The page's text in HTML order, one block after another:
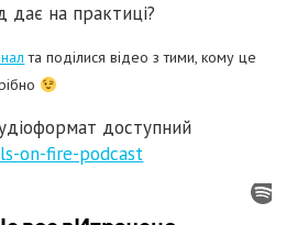
дає на практиці?
та поділися відео з тими, кому це
доступний
on-fire-podcast